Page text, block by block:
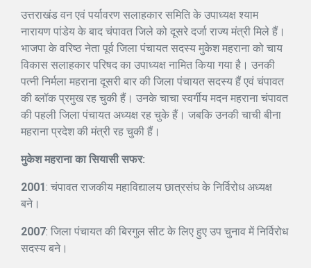
उत्तराखंड वन एवं पर्यावरण सलाहकार समिति के उपाध्यक्ष श्याम
नारायण पांडेय के बाद चंपावत जिले को दूसरे दर्जा राज्य मंत्री मिले हैं।
भाजपा के वरिष्ठ नेता पूर्व जिला पंचायत सदस्य मुकेश महराना को चाय
विकास सलाहकार परिषद का उपाध्यक्ष नामित किया गया है। उनकी
पत्नी निर्मला महराना दूसरी बार की जिला पंचायत सदस्य हैं एवं चंपावत
की ब्लॉक प्रमुख रह चुकी हैं। उनके चाचा स्वर्गीय मदन महराना चंपावत
की पहली जिला पंचायत अध्यक्ष रह चुके हैं। जबकि उनकी चाची बीना
महराना प्रदेश की मंत्री रह चुकी हैं।
मुकेश महराना का सियासी सफर:
2001: चंपावत राजकीय महाविद्यालय छात्रसंघ के निर्विरोध अध्यक्ष
बने।
2007: जिला पंचायत की बिरगुल सीट के लिए हुए उप चुनाव में निर्विरोध
सदस्य बने।